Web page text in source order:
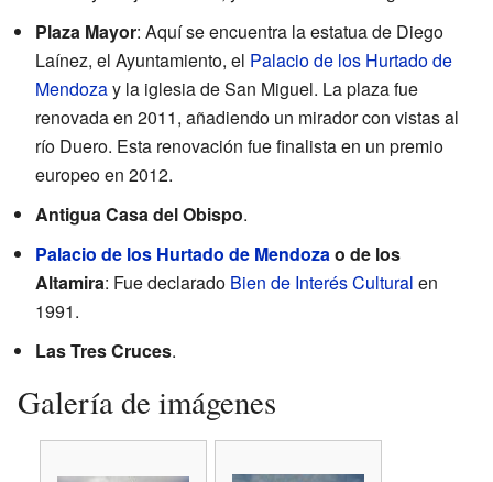
Plaza Mayor: Aquí se encuentra la estatua de Diego
Laínez, el Ayuntamiento, el Palacio de los Hurtado de
Mendozay la iglesia de San Miguel. La plaza fue
renovada en 2011, añadiendo un mirador con vistas al
río Duero. Esta renovación fue finalista en un premio
europeo en 2012.
Antigua Casa del Obispo.
Palacio de los Hurtado de Mendozao de los
Altamira: Fue declarado Bien de Interés Cultural en
1991.
Las Tres Cruces.
Galería de imágenes